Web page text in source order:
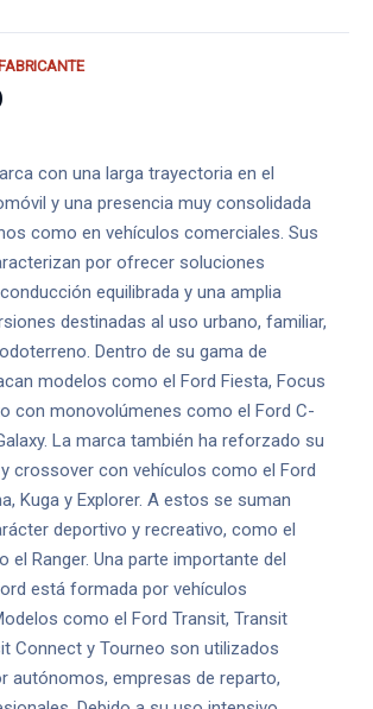
con una larga trayectoria en el
y una presencia muy consolidada
como en vehículos comerciales. Sus
por ofrecer soluciones
equilibrada y una amplia
destinadas al uso urbano, familiar,
Dentro de su gama de
modelos como el Ford Fiesta, Focus
con monovolúmenes como el Ford C-
La marca también ha reforzado su
crossover con vehículos como el Ford
Kuga y Explorer. A estos se suman
deportivo y recreativo, como el
el Ranger. Una parte importante del
está formada por vehículos
como el Ford Transit, Transit
Connect y Tourneo son utilizados
autónomos, empresas de reparto,